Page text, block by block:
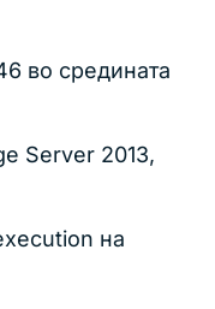
во средината
Server 2013,
на